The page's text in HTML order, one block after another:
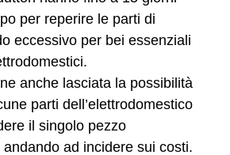
per reperire le parti di
eccessivo per bei essenziali
anche lasciata la possibilità
parti dell’elettrodomestico
il singolo pezzo
ad incidere sui costi.